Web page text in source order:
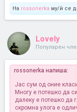
На rossonerka му/ѝ се
Lovely
Популарен
rossonerka напиша:
Јас сум од оние
Многу е потешко да
далеку е потешко да
скромна улога е